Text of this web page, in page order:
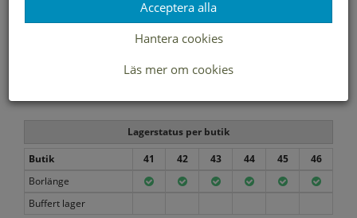
Lagerstatus per butik
Butik
41 42 43 44 45
46
Borlänge
Buffert lager
Acceptera alla
Hantera cookies
Läs mer om cookies